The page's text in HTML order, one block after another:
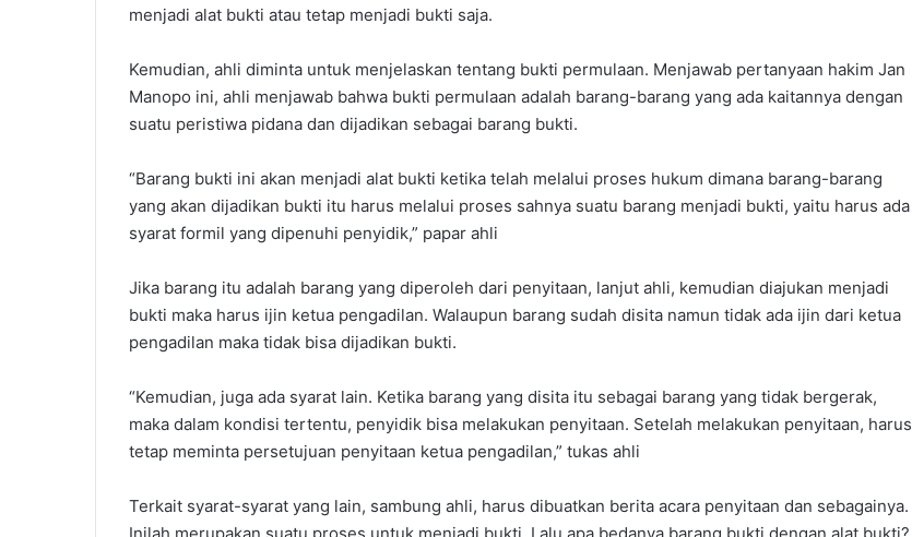
menjadi alat bukti atau tetap menjadi bukti saja.
Kemudian, ahli diminta untuk menjelaskan tentang bukti permulaan. Menjawab pertanyaan hakim Jan
Manopo ini, ahli menjawab bahwa bukti permulaan adalah barang-barang yang ada kaitannya dengan
suatu peristiwa pidana dan dijadikan sebagai barang bukti.
“Barang bukti ini akan menjadi alat bukti ketika telah melalui proses hukum dimana barang-barang
yang akan dijadikan bukti itu harus melalui proses sahnya suatu barang menjadi bukti, yaitu harus ada
syarat formil yang dipenuhi penyidik,” papar ahli
Jika barang itu adalah barang yang diperoleh dari penyitaan, lanjut ahli, kemudian diajukan menjadi
bukti maka harus ijin ketua pengadilan. Walaupun barang sudah disita namun tidak ada ijin dari ketua
pengadilan maka tidak bisa dijadikan bukti.
“Kemudian, juga ada syarat lain. Ketika barang yang disita itu sebagai barang yang tidak bergerak,
maka dalam kondisi tertentu, penyidik bisa melakukan penyitaan. Setelah melakukan penyitaan, harus
tetap meminta persetujuan penyitaan ketua pengadilan,” tukas ahli
Terkait syarat-syarat yang lain, sambung ahli, harus dibuatkan berita acara penyitaan dan sebagainya.